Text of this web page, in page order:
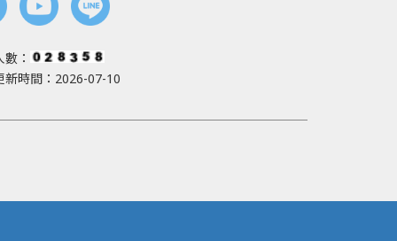
：
新時間：2026-07-10